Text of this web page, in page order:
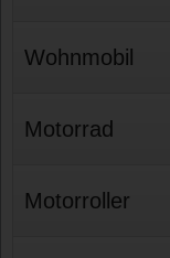
Wohnmobil
Motorrad
Motorroller